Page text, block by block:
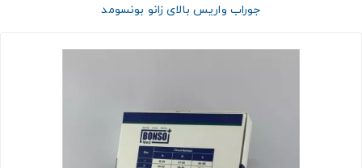
جوراب واریس بالای زانو بونسومد